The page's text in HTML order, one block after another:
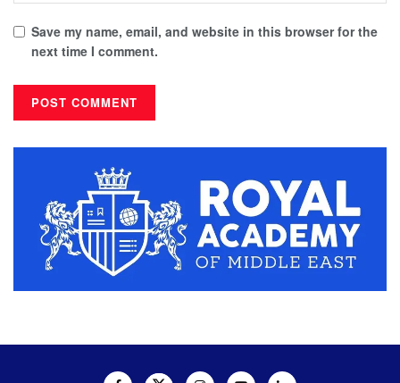
Save my name, email, and website in this browser for the
next time I comment.